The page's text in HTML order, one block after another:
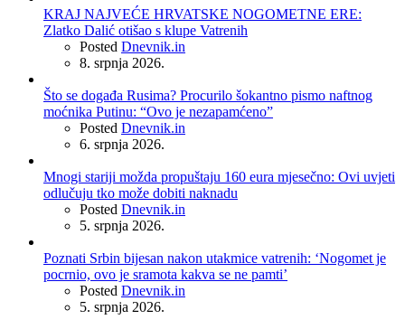
KRAJ NAJVEĆE HRVATSKE NOGOMETNE ERE:
Zlatko Dalić otišao s klupe Vatrenih
Posted Dnevnik.in
8. srpnja 2026.
Što se događa Rusima? Procurilo šokantno pismo naftnog
moćnika Putinu: “Ovo je nezapamćeno”
Posted Dnevnik.in
6. srpnja 2026.
Mnogi stariji možda propuštaju 160 eura mjesečno: Ovi uvjeti
odlučuju tko može dobiti naknadu
Posted Dnevnik.in
5. srpnja 2026.
Poznati Srbin bijesan nakon utakmice vatrenih: ‘Nogomet je
pocrnio, ovo je sramota kakva se ne pamti’
Posted Dnevnik.in
5. srpnja 2026.